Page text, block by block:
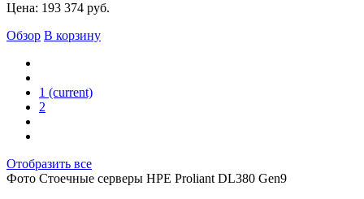
Цена: 193 374 руб.
Обзор В корзину
1 (current)
2
Отобразить все
Фото Стоечные серверы HPE Proliant DL380 Gen9